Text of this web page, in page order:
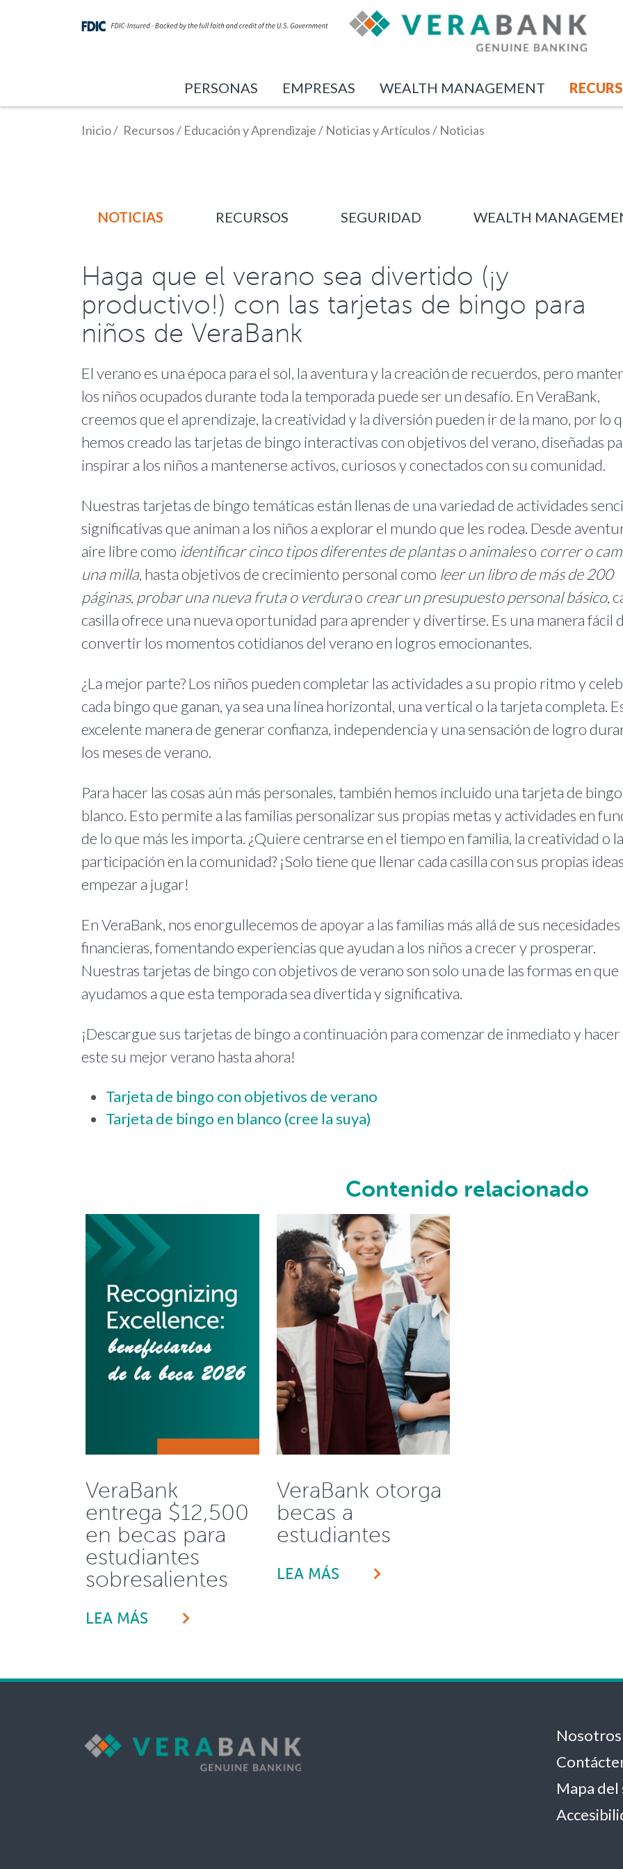
PERSONAS EMPRESAS WEALTH MANAGEMENT
Inicio/ Recursos/ Educación y Aprendizaje/ Noticias y Artículos/ Noticias
NOTICIAS RECURSOS SEGURIDAD WEALTH
Haga que el verano sea divertido (¡y
productivo!) con las tarjetas de bingo para
niños de VeraBank
El verano es una época para el sol, la aventura y la creación de recuerdos, pero
los niños ocupados durante toda la temporada puede ser un desafío. En VeraBank,
creemos que el aprendizaje, la creatividad y la diversión pueden ir de la mano, por lo
hemos creado las tarjetas de bingo interactivas con objetivos del verano, diseñadas
inspirar a los niños a mantenerse activos, curiosos y conectados con su comunidad.
Nuestras tarjetas de bingo temáticas están llenas de una variedad de actividades
significativas que animan a los niños a explorar el mundo que les rodea. Desde
aire libre como identificar cinco tipos diferentes de plantas o animaleso correr o
una milla, hasta objetivos de crecimiento personal como leer un libro de más de 200
páginas, probar una nueva fruta o verdurao crear un presupuesto personal básico,
casilla ofrece una nueva oportunidad para aprender y divertirse. Es una manera fácil
convertir los momentos cotidianos del verano en logros emocionantes.
¿La mejor parte? Los niños pueden completar las actividades a su propio ritmo y
cada bingo que ganan, ya sea una línea horizontal, una vertical o la tarjeta completa.
excelente manera de generar confianza, independencia y una sensación de logro
los meses de verano.
Para hacer las cosas aún más personales, también hemos incluido una tarjeta de
blanco. Esto permite a las familias personalizar sus propias metas y actividades en
de lo que más les importa. ¿Quiere centrarse en el tiempo en familia, la creatividad o la
participación en la comunidad? ¡Solo tiene que llenar cada casilla con sus propias
empezar a jugar!
En VeraBank, nos enorgullecemos de apoyar a las familias más allá de sus necesidades
financieras, fomentando experiencias que ayudan a los niños a crecer y prosperar.
Nuestras tarjetas de bingo con objetivos de verano son solo una de las formas en que
ayudamos a que esta temporada sea divertida y significativa.
¡Descargue sus tarjetas de bingo a continuación para comenzar de inmediato y hacer
este su mejor verano hasta ahora!
Tarjeta de bingo con objetivos de verano
Tarjeta de bingo en blanco (cree la suya)
Contenido relacionado
VeraBank
entrega $12,500
en becas para
estudiantes
sobresalientes
LEA MÁS
VeraBank otorga
becas a
estudiantes
LEA MÁS
Nosotros
Mapa